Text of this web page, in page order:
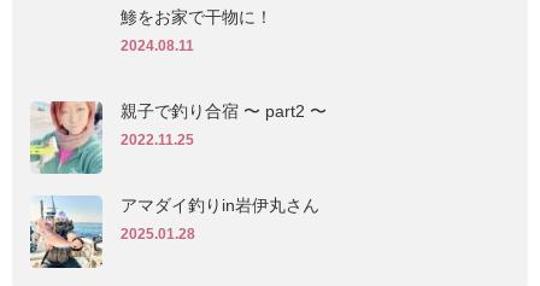
鯵をお家で干物に！
2024.08.11
親子で釣り合宿 〜 part2 〜
2022.11.25
アマダイ釣りin岩伊丸さん
2025.01.28